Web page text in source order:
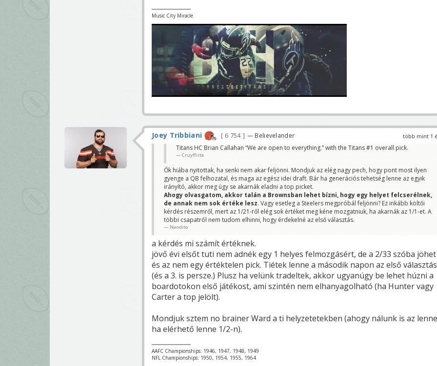
Music City Miracle
több mint 1
Joey Tribbiani 6 754 — Believelander
Titans HC Brian Callahan “We are open to everything.” with the Titans #1 overall pick.
Cruyffista
Ők hiába nyitottak, ha senki nem akar feljönni. Mondjuk az elég nagy pech, hogy pont most ilyen
gyenge a QB felhozatal, és maga az egész idei draft. Bár ha generációs tehetség lenne az egyik
irányító, akkor meg úgy se akarnák eladni a top picket.
Ahogy olvasgatom, akkor talán a Brownsban lehet bízni, hogy egy helyet felcserélnek,
de annak nem sok értéke lesz. Vagy esetleg a Steelers megpróbál feljönni? Ez inkább költői
kérdés részemről, mert az 1/21-ről elég sok értéket meg kéne mozgatniuk, ha akarnák az 1/1-et. A
többi csapatról nem tudom elhinni, hogy érdekelné az első választás.
Nandito
a kérdés mi számít értéknek.
jövő évi elsőt tuti nem adnék egy 1 helyes felmozgásért, de a 2/33 szóba jöhet
és az nem egy értéktelen pick. Tiétek lenne a második napon az első választás
(és a 3. is persze.) Plusz ha velünk tradeltek, akkor ugyanúgy be lehet húzni a
boardotokon első játékost, ami szintén nem elhanyagolható (ha Hunter vagy
Carter a top jelölt).
Mondjuk sztem no brainer Ward a ti helyzetetekben (ahogy nálunk is az lenne
ha elérhető lenne 1/2-n).
AAFC Championships: 1946, 1947, 1948, 1949
NFL Championships: 1950, 1954, 1955, 1964